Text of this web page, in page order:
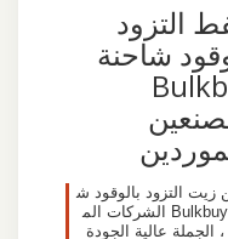
التزود
شاحنة
زيت التزود بالوقود ش
احنة Bulkbuy الشركات الم
الجملة عالية الجودة